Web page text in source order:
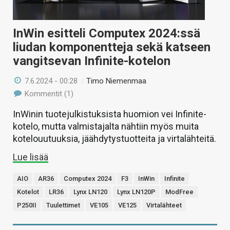
InWin esitteli Computex 2024:ssä
liudan komponentteja sekä katseen
vangitsevan Infinite-kotelon
7.6.2024 - 00:28 /Timo Niemenmaa
Kommentit (1)
InWinin tuotejulkistuksista huomion vei Infinite-
kotelo, mutta valmistajalta nähtiin myös muita
kotelouutuuksia, jäähdytystuotteita ja virtalähteitä.
Lue lisää
AIO AR36 Computex 2024 F3 InWin
Infinite
Kotelot
LR36 Lynx LN120 Lynx LN120P
ModFree
P250II
Tuulettimet VE105 VE125 Virtalähteet